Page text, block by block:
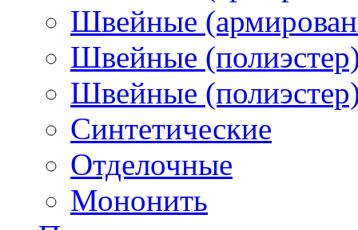
Швейные
Швейные
Швейные
Синтетические
Отделочные
Мононить